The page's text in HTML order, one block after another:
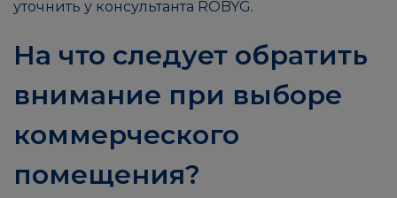
уточнить у консультанта ROBYG.
На что следует обратить
внимание при выборе
коммерческого
помещения?